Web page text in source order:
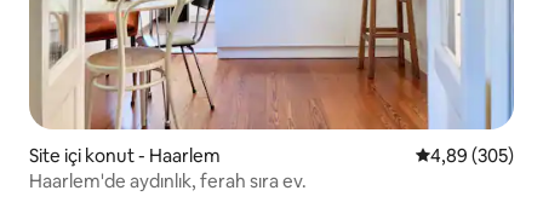
Site içi konut - Haarlem 5 üzerinden
4,89 (305)
Haarlem'de aydınlık, ferah sıra ev.